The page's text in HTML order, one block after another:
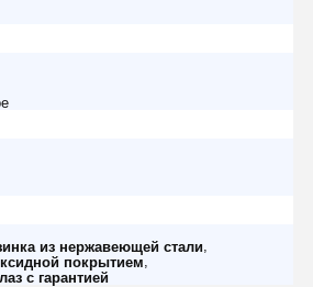
из нержавеющей стали
покрытием
с гарантией